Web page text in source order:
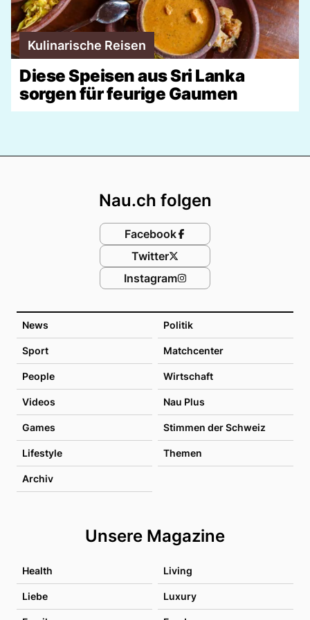
Kulinarische Reisen
Diese Speisen aus Sri Lanka
sorgen für feurige Gaumen
News Politik
Sport Matchcenter
People Wirtschaft
Videos Nau Plus
Games Stimmen der Schweiz
Lifestyle Themen
Archiv
Unsere Magazine
Health Living
Liebe Luxury
Nau.ch folgen
Facebook
Twitter
Instagram